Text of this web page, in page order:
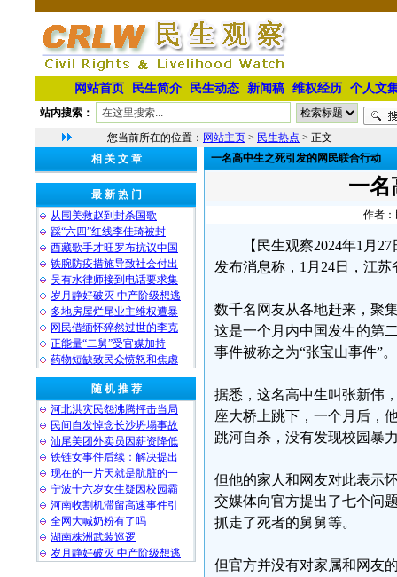
网站首页 民生简介 民生动态 新闻稿 维权经历 个人文
站内搜索：
您当前所在的位置： 网站主页 > 民生热点 > 正文
相 关 文 章
最 新 热 门
从围美救赵到封杀国歌
踩“六四”红线李佳琦被封
西藏歌手才旺罗布抗议中国
铁腕防疫措施导致社会付出
吴有水律师接到电话要求集
岁月静好破灭 中产阶级想逃
多地房屋烂尾业主维权遭暴
网民借缅怀猝然过世的李克
正能量“二舅”受官媒加持
药物短缺致民众愤怒和焦虑
随 机 推 荐
河北洪灾民怨沸腾抨击当局
民间自发悼念长沙坍塌事故
汕尾美团外卖员因薪资降低
铁链女事件后续：解决提出
现在的一片天就是肮脏的一
宁波十六岁女生疑因校园霸
河南收割机滞留高速事件引
全网大喊奶粉有了吗
湖南株洲武装巡逻
岁月静好破灭 中产阶级想逃
一名高中生之死引发的网民联合行动
一名
作者：
【民生观察2024年1月
发布消息称，1月24日，江
数千名网友从各地赶来，聚
这是一个月内中国发生的第
事件被称之为“张宝山事件”。
据悉，这名高中生叫张新伟
座大桥上跳下，一个月后，
跳河自杀，没有发现校园暴
但他的家人和网友对此表示
交媒体向官方提出了七个问
抓走了死者的舅舅等。
但官方并没有对家属和网友